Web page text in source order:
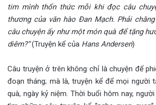
tim mình thổn thức mỗi khi đọc câu
thương của văn hào Đan Mạch. Phải
câu chuyện ấy như một món quà để tặng
diêm?“(Truyện kể của Hans Andersen)
Câu truyện ở trên không chỉ là chuyện để
đoạn tháng; mà là, truyện kể để mọi người
quà, ngày kỷ niệm. Thời buổi hôm nay,